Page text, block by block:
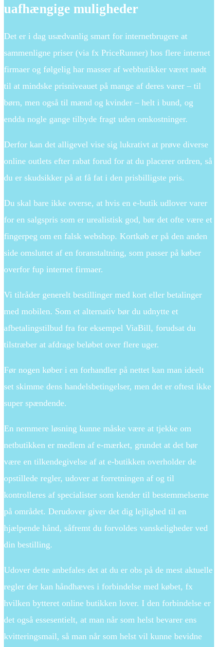
uafhængige muligheder
Det er i dag usædvanlig smart for internetbrugere at
sammenligne priser (via fx PriceRunner) hos flere internet
firmaer og følgelig har masser af webbutikker været nødt
til at mindske prisniveauet på mange af deres varer – til
børn, men også til mænd og kvinder – helt i bund, og
endda nogle gange tilbyde fragt uden omkostninger.
Derfor kan det alligevel vise sig lukrativt at prøve diverse
online outlets efter rabat forud for at du placerer ordren, så
du er skudsikker på at få fat i den prisbilligste pris.
Du skal bare ikke overse, at hvis en e-butik udlover varer
for en salgspris som er urealistisk god, bør det ofte være et
fingerpeg om en falsk webshop. Kortkøb er på den anden
side omsluttet af en foranstaltning, som passer på køber
overfor fup internet firmaer.
Vi tilråder generelt bestillinger med kort eller betalinger
med mobilen. Som et alternativ bør du udnytte et
afbetalingstilbud fra for eksempel ViaBill, forudsat du
tilstræber at afdrage beløbet over flere uger.
Før nogen køber i en forhandler på nettet kan man ideelt
set skimme dens handelsbetingelser, men det er oftest ikke
super spændende.
En nemmere løsning kunne måske være at tjekke om
netbutikken er medlem af e-mærket, grundet at det bør
være en tilkendegivelse af at e-butikken overholder de
opstillede regler, udover at forretningen af og til
kontrolleres af specialister som kender til bestemmelserne
på området. Derudover giver det dig lejlighed til en
hjælpende hånd, såfremt du forvoldes vanskeligheder ved
din bestilling.
Udover dette anbefales det at du er obs på de mest aktuelle
regler der kan håndhæves i forbindelse med købet, fx
hvilken bytteret online butikken lover. I den forbindelse er
det også essesentielt, at man når som helst bevarer ens
kvitteringsmail, så man når som helst vil kunne bevidne